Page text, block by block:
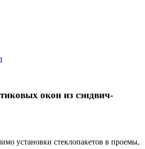
окон из сэндвич-
установки стеклопакетов в проемы,